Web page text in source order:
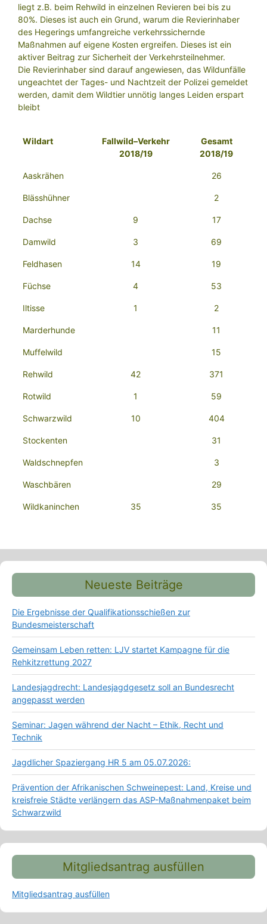
liegt z.B. beim Rehwild in einzelnen Revieren bei bis zu
80%. Dieses ist auch ein Grund, warum die Revierinhaber
des Hegerings umfangreiche verkehrssichernde
Maßnahmen auf eigene Kosten ergreifen. Dieses ist ein
aktiver Beitrag zur Sicherheit der Verkehrsteilnehmer.
Die Revierinhaber sind darauf angewiesen, das Wildunfälle
ungeachtet der Tages- und Nachtzeit der Polizei gemeldet
werden, damit dem Wildtier unnötig langes Leiden erspart
bleibt
Wildart
Fallwild–Verkehr
2018/19
Gesamt
2018/19
Aaskrähen 26
Blässhühner 2
Dachse 9 17
Damwild 3 69
Feldhasen 14 19
Füchse 4 53
Iltisse 1 2
Marderhunde 11
Muffelwild 15
Rehwild 42 371
Rotwild 1 59
Schwarzwild 10 404
Stockenten 31
Waldschnepfen 3
Waschbären 29
Wildkaninchen 35 35
Neueste Beiträge
Die Ergebnisse der Qualifikationsschießen zur
Bundesmeisterschaft
Gemeinsam Leben retten: LJV startet Kampagne für die
Rehkitzrettung 2027
Landesjagdrecht: Landesjagdgesetz soll an Bundesrecht
angepasst werden
Seminar: Jagen während der Nacht – Ethik, Recht und
Technik
Jagdlicher Spaziergang HR 5 am 05.07.2026:
Prävention der Afrikanischen Schweinepest: Land, Kreise und
kreisfreie Städte verlängern das ASP-Maßnahmenpaket beim
Schwarzwild
Mitgliedsantrag ausfüllen
Mitgliedsantrag ausfüllen